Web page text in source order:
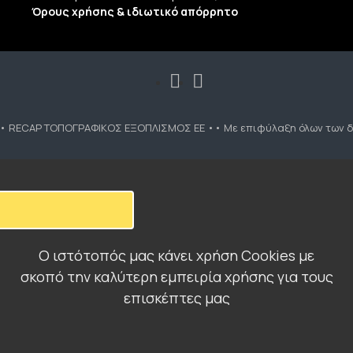
Όρους χρήσης & ιδιωτικό απόρρητο
ΤΟΠΟΓΡΑΦΙΚΟΣ ΕΞΟΠΛΙΣΜΟΣ ΕΕ •• Με επιφύλαξη όλων των
Ο ιστότοπός μας κάνει χρήση Cookies με
σκοπό την καλύτερη εμπειρία χρήσης για τους
επισκέπτες μας